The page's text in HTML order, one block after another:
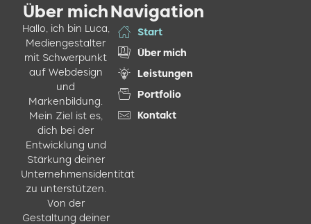
Über mich
Hallo, ich bin Luca,
Mediengestalter
mit Schwerpunkt
auf Webdesign
und
Markenbildung.
Mein Ziel ist es,
dich bei der
Entwicklung und
Stärkung deiner
Unternehmensidentität
zu unterstützen.
Von der
Gestaltung deiner
Navigation
Start
Über mich
Leistungen
Portfolio
Kontakt